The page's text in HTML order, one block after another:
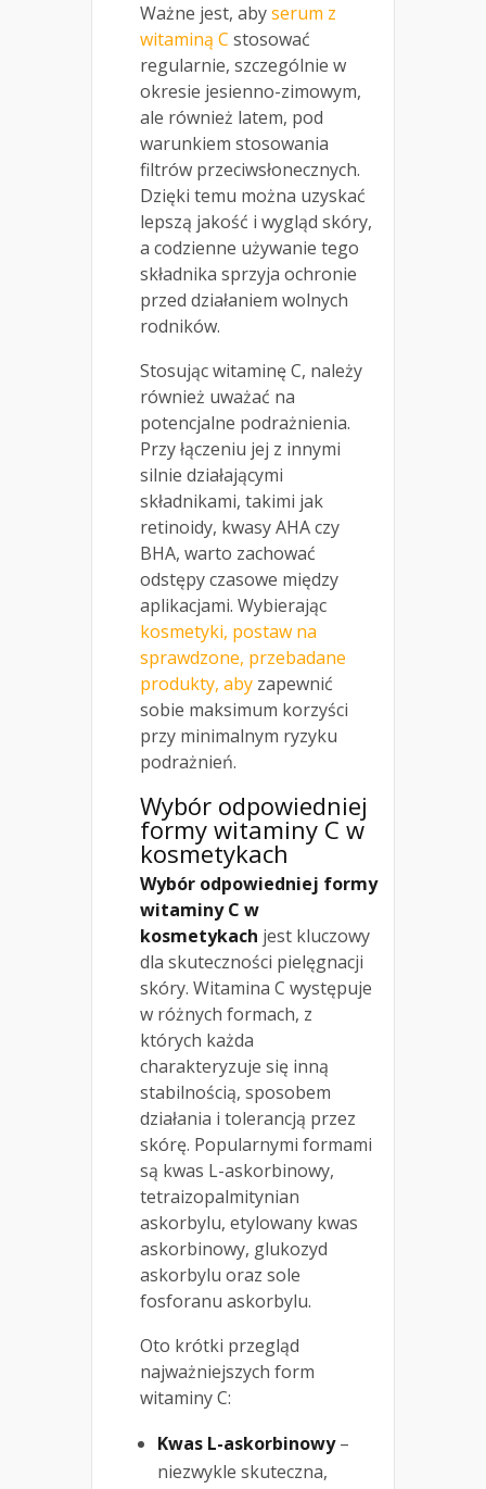
Ważne jest, abyserum z
witaminą C stosować
regularnie, szczególnie w
okresie jesienno-zimowym,
ale również latem, pod
warunkiem stosowania
filtrów przeciwsłonecznych.
Dzięki temu można uzyskać
lepszą jakość i wygląd skóry,
a codzienne używanie tego
składnika sprzyja ochronie
przed działaniem wolnych
rodników.
Stosując witaminę C, należy
również uważać na
potencjalne podrażnienia.
Przy łączeniu jej z innymi
silnie działającymi
składnikami, takimi jak
retinoidy, kwasy AHA czy
BHA, warto zachować
odstępy czasowe między
aplikacjami. Wybierając
kosmetyki, postaw na
sprawdzone, przebadane
produkty, aby zapewnić
sobie maksimum korzyści
przy minimalnym ryzyku
podrażnień.
Wybór odpowiedniej
formy witaminy C w
kosmetykach
Wybór odpowiedniej formy
witaminy C w
kosmetykach jest kluczowy
dla skuteczności pielęgnacji
skóry. Witamina C występuje
w różnych formach, z
których każda
charakteryzuje się inną
stabilnością, sposobem
działania i tolerancją przez
skórę. Popularnymi formami
są kwas L-askorbinowy,
tetraizopalmitynian
askorbylu, etylowany kwas
askorbinowy, glukozyd
askorbylu oraz sole
fosforanu askorbylu.
Oto krótki przegląd
najważniejszych form
witaminy C:
Kwas L-askorbinowy–
niezwykle skuteczna,